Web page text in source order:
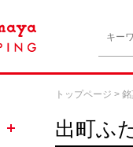
トップページ >
出町ふ